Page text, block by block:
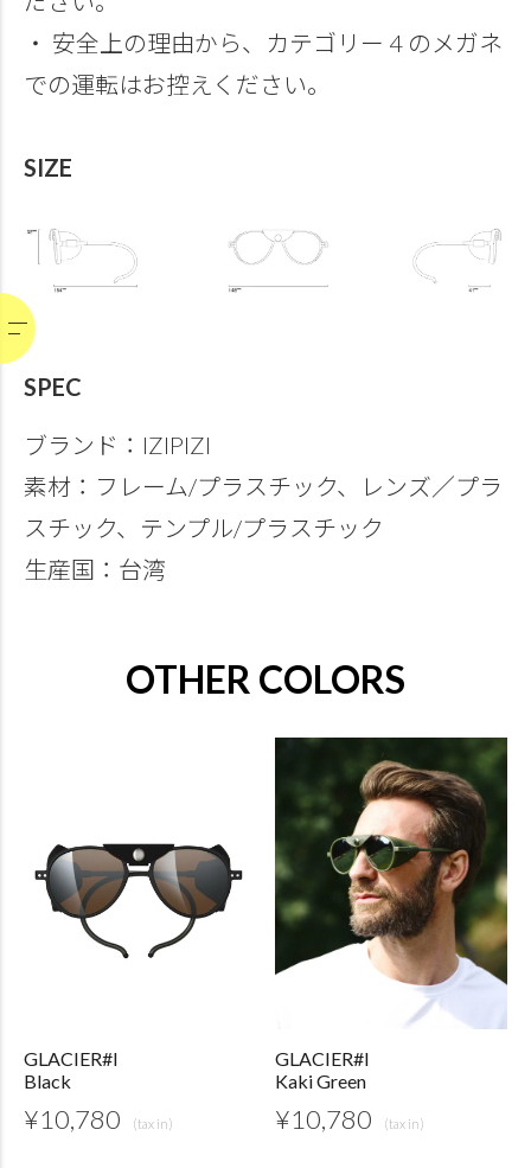
・ 安全上の理由から、カテゴリー 4 のメガネ
での運転はお控えください。
SIZE
SPEC
ブランド：IZIPIZI
素材：フレーム/プラスチック、レンズ／プラ
スチック、テンプル/プラスチック
生産国：台湾
OTHER COLORS
GLACIER#I
Black
¥10,780
GLACIER#I
Kaki Green
¥10,780